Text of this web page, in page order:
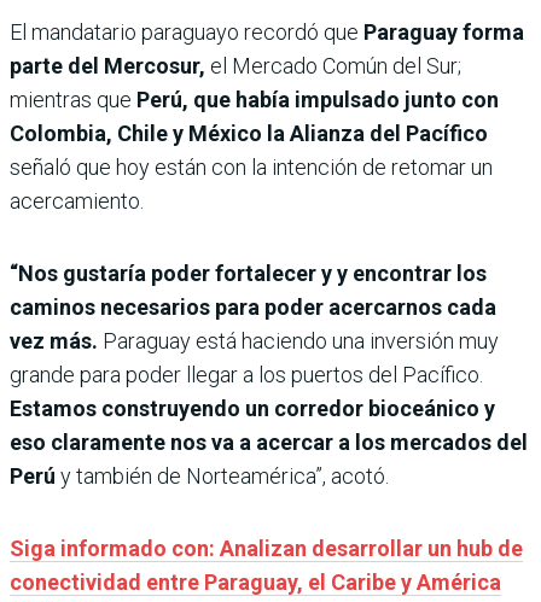
El mandatario paraguayo recordó que Paraguay forma
parte del Mercosur, el Mercado Común del Sur;
mientras que Perú, que había impulsado junto con
Colombia, Chile y México la Alianza del Pacífico
señaló que hoy están con la intención de retomar un
acercamiento.
“Nos gustaría poder fortalecer y y encontrar los
caminos necesarios para poder acercarnos cada
vez más. Paraguay está haciendo una inversión muy
grande para poder llegar a los puertos del Pacífico.
Estamos construyendo un corredor bioceánico y
eso claramente nos va a acercar a los mercados del
Perú y también de Norteamérica”, acotó.
Siga informado con: Analizan desarrollar un hub de
conectividad entre Paraguay, el Caribe y América